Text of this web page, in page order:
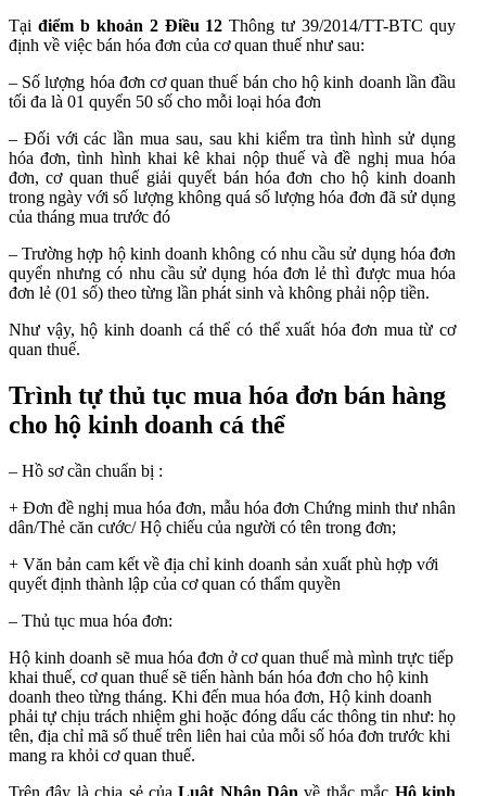
Tại điểm b khoản 2 Điều 12 Thông tư 39/2014/TT-BTC quy
định về việc bán hóa đơn của cơ quan thuế như sau:
– Số lượng hóa đơn cơ quan thuế bán cho hộ kinh doanh lần đầu
tối đa là 01 quyển 50 số cho mỗi loại hóa đơn
– Đối với các lần mua sau, sau khi kiểm tra tình hình sử dụng
hóa đơn, tình hình khai kê khai nộp thuế và đề nghị mua hóa
đơn, cơ quan thuế giải quyết bán hóa đơn cho hộ kinh doanh
trong ngày với số lượng không quá số lượng hóa đơn đã sử dụng
của tháng mua trước đó
– Trường hợp hộ kinh doanh không có nhu cầu sử dụng hóa đơn
quyển nhưng có nhu cầu sử dụng hóa đơn lẻ thì được mua hóa
đơn lẻ (01 số) theo từng lần phát sinh và không phải nộp tiền.
Như vậy, hộ kinh doanh cá thể có thể xuất hóa đơn mua từ cơ
quan thuế.
Trình tự thủ tục mua hóa đơn bán hàng
cho hộ kinh doanh cá thể
– Hồ sơ cần chuẩn bị :
+ Đơn đề nghị mua hóa đơn, mẫu hóa đơn Chứng minh thư nhân
dân/Thẻ căn cước/ Hộ chiếu của người có tên trong đơn;
+ Văn bản cam kết về địa chỉ kinh doanh sản xuất phù hợp với
quyết định thành lập của cơ quan có thẩm quyền
– Thủ tục mua hóa đơn:
Hộ kinh doanh sẽ mua hóa đơn ở cơ quan thuế mà mình trực tiếp
khai thuế, cơ quan thuế sẽ tiến hành bán hóa đơn cho hộ kinh
doanh theo từng tháng. Khi đến mua hóa đơn, Hộ kinh doanh
phải tự chịu trách nhiệm ghi hoặc đóng dấu các thông tin như: họ
tên, địa chỉ mã số thuế trên liên hai của mỗi số hóa đơn trước khi
mang ra khỏi cơ quan thuế.